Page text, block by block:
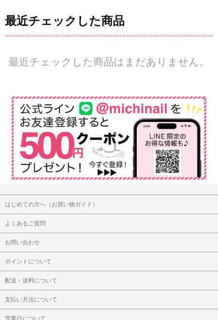
最近チェックした商品
最近チェックした商品はまだありません。
はじめての方へ（お買い物ガイド）
よくあるご質問
お問い合わせ
ポイントについて
配送・送料について
支払い方法について
営業日について